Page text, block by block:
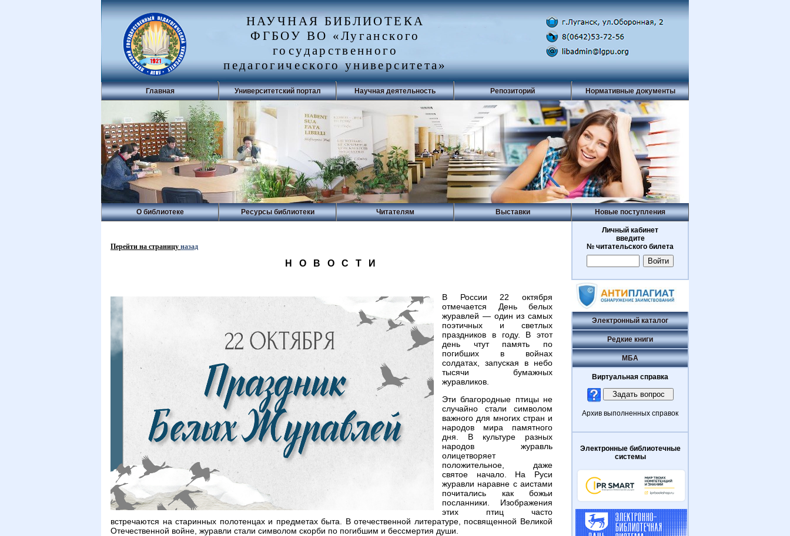
НАУЧНАЯ БИБЛИОТЕКА
ФГБОУ ВО «Луганского
государственного
педагогического университета»
Главная Университетский портал Научная деятельность Репозиторий Нормативные документы
О библиотеке Ресурсы библиотеки Читателям Выставки Новые поступления
Перейти на страницу назад
Н О В О С Т И
В России 22 октября
отмечается День белых
журавлей — один из самых
поэтичных и светлых
праздников в году. В этот
день чтут память по
погибших в войнах
солдатах, запуская в небо
тысячи бумажных
журавликов.
Эти благородные птицы не
случайно стали символом
важного для многих стран и
народов мира памятного
дня. В культуре разных
народов журавль
олицетворяет
положительное, даже
святое начало. На Руси
журавли наравне с аистами
почитались как божьи
посланники. Изображения
этих птиц часто
встречаются на старинных полотенцах и предметах быта. В отечественной литературе, посвященной Великой
Отечественной войне, журавли стали символом скорби по погибшим и бессмертия души.
Личный кабинет
введите
№ читательского билета
Электронный каталог
Редкие книги
МБА
Виртуальная справка
Архив выполненных справок
Электронные библиотечные
системы